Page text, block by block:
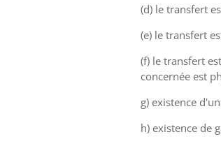
(d) le transfert
(e) le transfert
(f) le transfert
concernée est
g) existence
h) existence de